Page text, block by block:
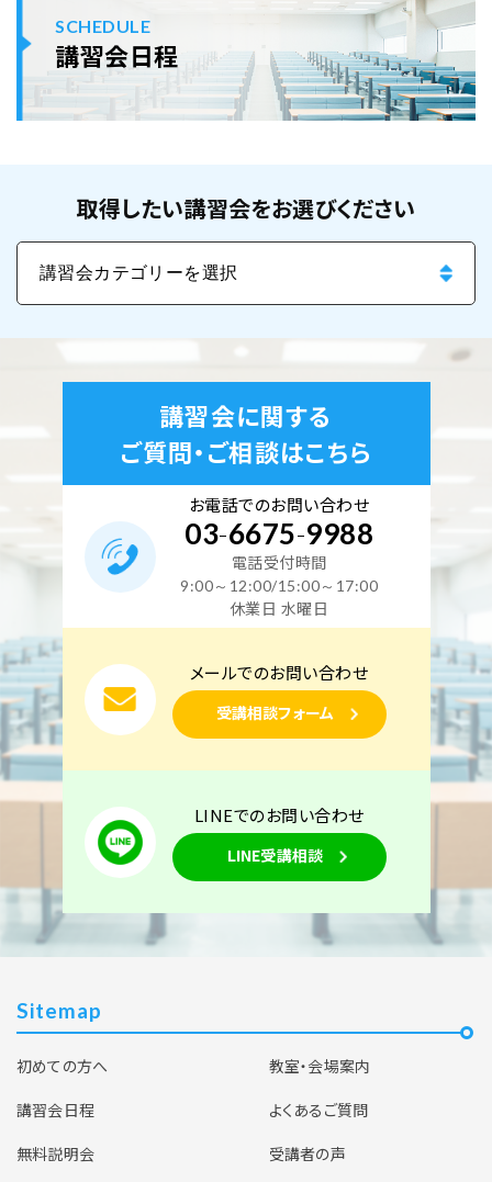
SCHEDULE
講習会日程
取得したい講習会をお選びください
講習会に関する
ご質問・ご相談はこちら
お電話でのお問い合わせ
03-6675-9988
電話受付時間
9:00～12:00/15:00～17:00
休業日 水曜日
メールでのお問い合わせ
受講相談フォーム
LINEでのお問い合わせ
LINE受講相談
Sitemap
初めての方へ
教室・会場案内
講習会日程
よくあるご質問
無料説明会
受講者の声